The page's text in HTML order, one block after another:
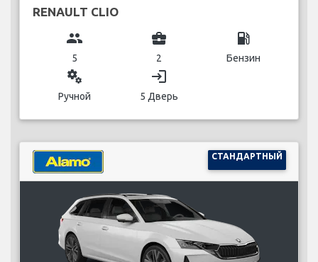
RENAULT CLIO
group
5
business_center
2
local_gas_station
Бензин
miscellaneous_services
Ручной
login
5 Дверь
СТАНДАРТНЫЙ